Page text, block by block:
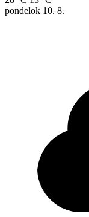
pondelok 10. 8.